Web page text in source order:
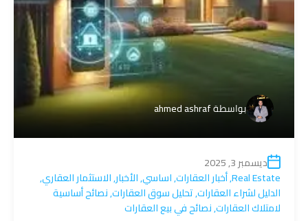
بواسطةahmed ashraf
ديسمبر 3, 2025
Real Estate
,أخبار العقارات,اساسي,الأخبار,الاستثمار العقاري,
الدليل لشراء العقارات,تحليل سوق العقارات,نصائح أساسية
لامتلاك العقارات,نصائح في بيع العقارات